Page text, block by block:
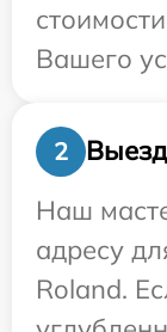
Вашего
2
Наш
адресу
Roland.